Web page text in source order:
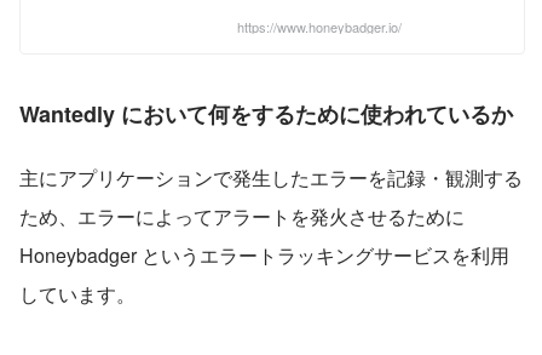
dedicated devops teams and so much
https://www.honeybadger.io/
Wantedly において何をするために使われているか
主にアプリケーションで発生したエラーを記録・観測する
ため、エラーによってアラートを発火させるために
Honeybadger というエラートラッキングサービスを利用
しています。